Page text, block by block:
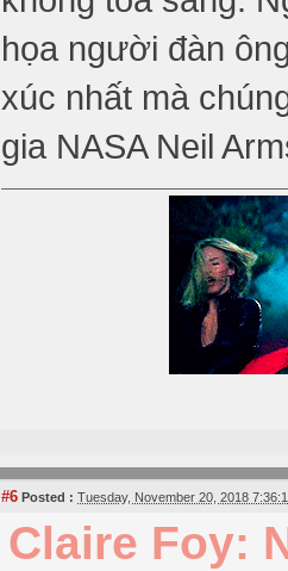
họa người đàn
xúc nhất mà
gia NASA Neil
#6 Posted : Tuesday, November 20, 2018
Claire Foy: